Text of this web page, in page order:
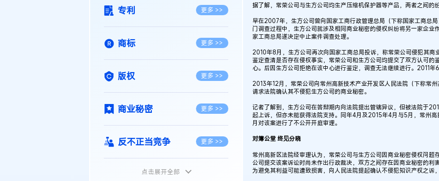
专利 更多 >>
商标 更多 >>
版权 更多 >>
商业秘密 更多 >>
反不正当竞争 更多 >>
植物新品种点击展开全部
据了解，常荣公司与生方公司均生产压缩机保护器等产品，两者之间的
早在2007年，生方公司曾向国家工商行政管理总局（下称国家工商总
门调查过程中，生方公司就涉及相同商业秘密的侵权纠纷将另一家企
家工商总局遂决定中止案件调查处理。
2010年8月，生方公司再次向国家工商总局投诉，称常荣公司侵犯其商
鉴定查清是否存在侵权事实，常荣公司和生方公司均提交了双方认可的
心。后因生方公司拒绝在该中心进行鉴定，调查无法继续进行。2011
2013年12月，常荣公司向常州高新技术产业开发区人民法院（下称常
请求法院确认其不侵犯生方公司的商业秘密。
记者了解到，生方公司在答辩期内向法院提出管辖异议，但被法院于
起上诉，但亦未能获得法院支持。同年4月及2015年4月与5月，常州
月对该案进行了不公开开庭审理。
对簿公堂 终见分晓
常州高新区法院经审理认为，常荣公司与生方公司因商业秘密侵权问
公司提交该案诉讼时尚未作出行政裁决，双方之间存在因商业秘密的利
为避免其利益可能遭致损害，向人民法院提起确认不侵犯知识产权之诉